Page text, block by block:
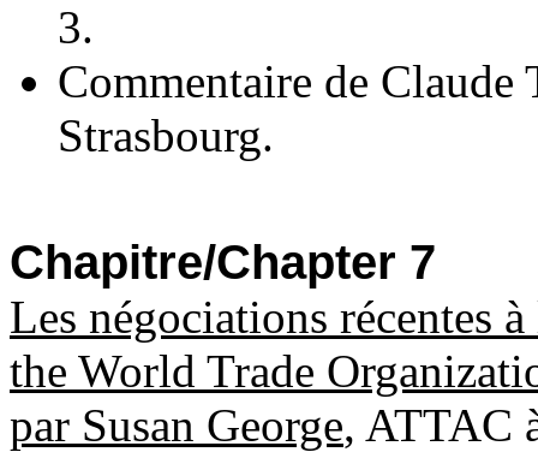
3.
Commentaire de
Strasbourg.
Chapitre/Chapter 7
Les négociations récentes
the World Trade
par Susan George, ATTAC